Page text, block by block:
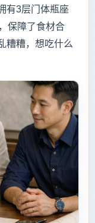
有3层门体瓶座
保障了食材合
糟糟，想吃什么